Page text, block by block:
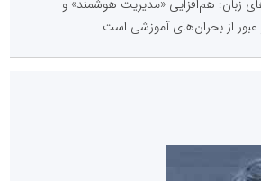
زبان: هم‌افزایی «مدیریت هوشمند» و
عبور از بحران‌های آموزشی است